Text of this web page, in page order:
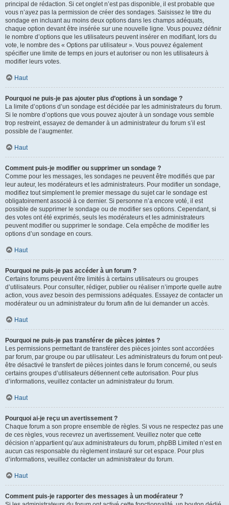
principal de rédaction. Si cet onglet n’est pas disponible, il est probable que
vous n’ayez pas la permission de créer des sondages. Saisissez le titre du
sondage en incluant au moins deux options dans les champs adéquats,
chaque option devant être insérée sur une nouvelle ligne. Vous pouvez définir
le nombre d’options que les utilisateurs peuvent insérer en modifiant, lors du
vote, le nombre des « Options par utilisateur ». Vous pouvez également
spécifier une limite de temps en jours et autoriser ou non les utilisateurs à
modifier leurs votes.
Haut
Pourquoi ne puis-je pas ajouter plus d’options à un sondage ?
La limite d’options d’un sondage est décidée par les administrateurs du forum.
Si le nombre d’options que vous pouvez ajouter à un sondage vous semble
trop restreint, essayez de demander à un administrateur du forum s’il est
possible de l’augmenter.
Haut
Comment puis-je modifier ou supprimer un sondage ?
Comme pour les messages, les sondages ne peuvent être modifiés que par
leur auteur, les modérateurs et les administrateurs. Pour modifier un sondage,
modifiez tout simplement le premier message du sujet car le sondage est
obligatoirement associé à ce dernier. Si personne n’a encore voté, il est
possible de supprimer le sondage ou de modifier ses options. Cependant, si
des votes ont été exprimés, seuls les modérateurs et les administrateurs
peuvent modifier ou supprimer le sondage. Cela empêche de modifier les
options d’un sondage en cours.
Haut
Pourquoi ne puis-je pas accéder à un forum ?
Certains forums peuvent être limités à certains utilisateurs ou groupes
d’utilisateurs. Pour consulter, rédiger, publier ou réaliser n’importe quelle autre
action, vous avez besoin des permissions adéquates. Essayez de contacter un
modérateur ou un administrateur du forum afin de lui demander un accès.
Haut
Pourquoi ne puis-je pas transférer de pièces jointes ?
Les permissions permettant de transférer des pièces jointes sont accordées
par forum, par groupe ou par utilisateur. Les administrateurs du forum ont peut-
être désactivé le transfert de pièces jointes dans le forum concerné, ou seuls
certains groupes d’utilisateurs détiennent cette autorisation. Pour plus
d’informations, veuillez contacter un administrateur du forum.
Haut
Pourquoi ai-je reçu un avertissement ?
Chaque forum a son propre ensemble de règles. Si vous ne respectez pas une
de ces règles, vous recevrez un avertissement. Veuillez noter que cette
décision n’appartient qu’aux administrateurs du forum, phpBB Limited n’est en
aucun cas responsable du règlement instauré sur cet espace. Pour plus
d’informations, veuillez contacter un administrateur du forum.
Haut
Comment puis-je rapporter des messages à un modérateur ?